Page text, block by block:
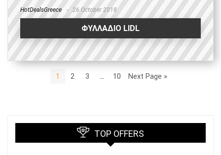
HotDealsGreece 26 October 2018
ΦΥΛΛΑΔΙΟ LIDL
1 2 3 … 10 Next Page »
TOP OFFERS